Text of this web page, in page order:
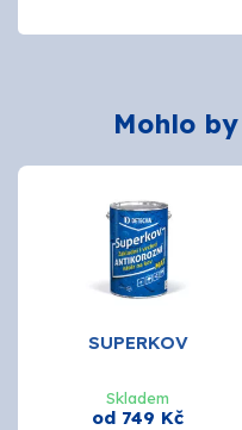
Mohlo
SUPERKOV
Skladem
od 749 Kč